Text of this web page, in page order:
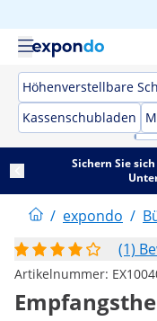
Höhenverstellbare
Kassenschubladen
Sichern Sie
/ expondo /
(1)
Artikelnummer: